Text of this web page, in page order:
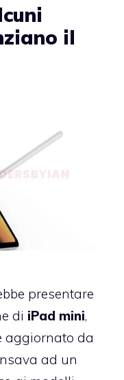
il
presentare
di iPad mini,
aggiornato da
ad un